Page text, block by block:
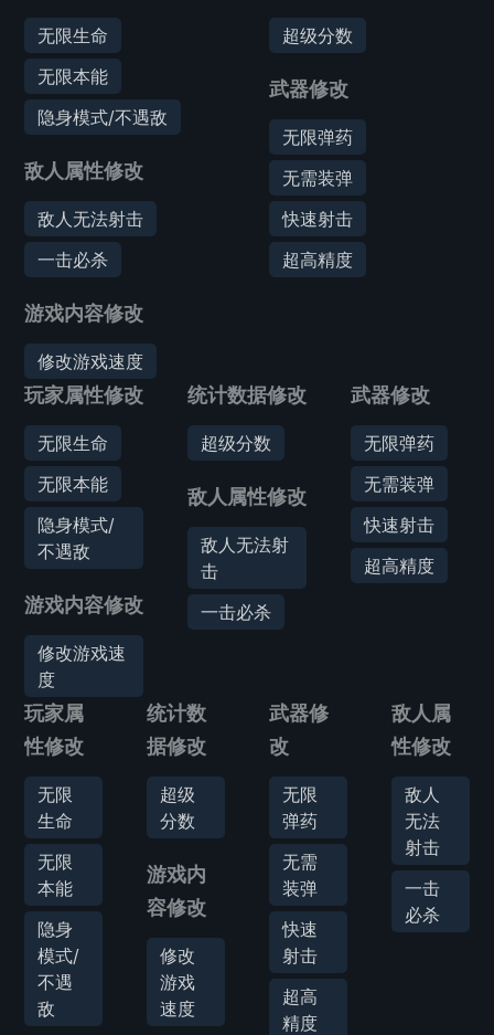
无限生命
无限本能
隐身模式/不遇敌
敌人属性修改
敌人无法射击
一击必杀
游戏内容修改
修改游戏速度
超级分数
武器修改
无限弹药
无需装弹
快速射击
超高精度
玩家属性修改
无限生命
无限本能
隐身模式/
不遇敌
游戏内容修改
修改游戏速
度
统计数据修改
超级分数
敌人属性修改
敌人无法射
击
一击必杀
武器修改
无限弹药
无需装弹
快速射击
超高精度
玩家属
性修改
无限
生命
无限
本能
隐身
模式/
不遇
敌
统计数
据修改
超级
分数
游戏内
容修改
修改
游戏
速度
武器修
改
无限
弹药
无需
装弹
快速
射击
超高
精度
敌人属
性修改
敌人
无法
射击
一击
必杀